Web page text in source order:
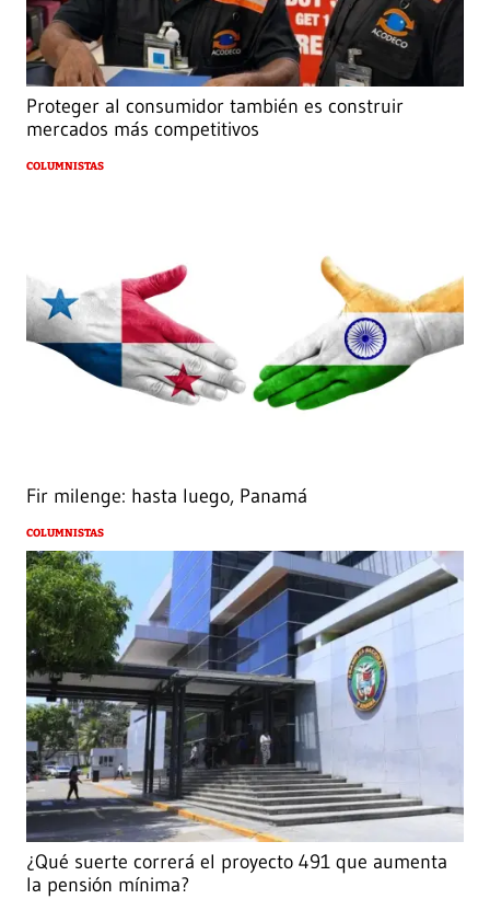
Proteger al consumidor también es construir
mercados más competitivos
COLUMNISTAS
Fir milenge: hasta luego, Panamá
COLUMNISTAS
¿Qué suerte correrá el proyecto 491 que aumenta
la pensión mínima?